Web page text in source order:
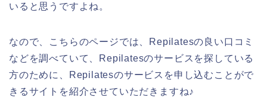
いると思うですよね。
なので、こちらのページでは、Repilatesの良い口コミ
などを調べていて、Repilatesのサービスを探している
方のために、Repilatesのサービスを申し込むことがで
きるサイトを紹介させていただきますね♪